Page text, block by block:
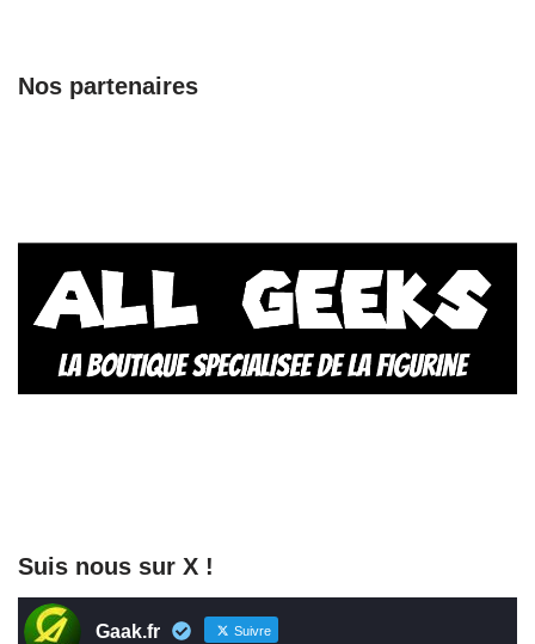
Nos partenaires
Suis nous sur X !
Gaak.fr Suivre